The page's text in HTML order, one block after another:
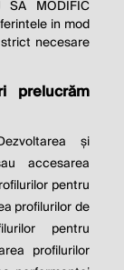
de
a
MODIFIC
in mod
necesare
prelucrăm
și
accesarea
pentru
profilurilor de
pentru
profilurilor